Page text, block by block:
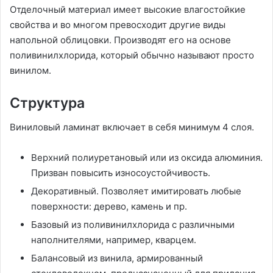
Отделочный материал имеет высокие влагостойкие
свойства и во многом превосходит другие виды
напольной облицовки. Производят его на основе
поливинилхлорида, который обычно называют просто
винилом.
Структура
Виниловый ламинат включает в себя минимум 4 слоя.
Верхний полиуретановый или из оксида алюминия.
Призван повысить износоустойчивость.
Декоративный. Позволяет имитировать любые
поверхности: дерево, камень и пр.
Базовый из поливинилхлорида с различными
наполнителями, например, кварцем.
Балансовый из винила, армированный